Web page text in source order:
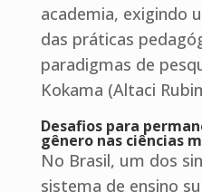
academia, exigindo
das práticas
paradigmas de
Kokama (Altaci
Desafios para
gênero nas ciências
No Brasil, um dos
sistema de ensino